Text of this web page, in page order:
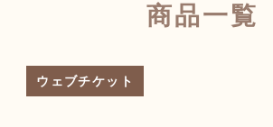
商品一覧
ウェブチケット